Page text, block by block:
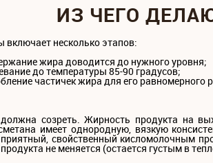
ИЗ ЧЕГО
включает несколько этапов:
жира доводится до нужного уровня;
до температуры 85-90 градусов;
частичек жира для его равномерного
созреть. Жирность продукта на
имеет однородную, вязкую
свойственный кисломолочным
не меняется (остается густым в